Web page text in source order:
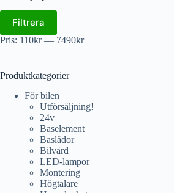
Filtrera
Pris: 110kr— 7490kr
Produktkategorier
För bilen
Utförsäljning!
24v
Baselement
Baslådor
Bilvård
LED-lampor
Montering
Högtalare